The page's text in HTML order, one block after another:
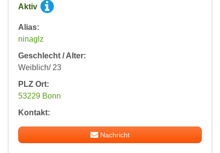
Aktiv
Alias:
ninaglz
Geschlecht / Alter:
Weiblich/ 23
PLZ Ort:
53229 Bonn
Kontakt:
Nachricht